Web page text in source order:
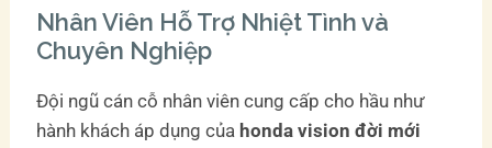
Nhân Viên Hỗ Trợ Nhiệt Tình và
Chuyên Nghiệp
Đội ngũ cán cỗ nhân viên cung cấp cho hầu như
hành khách áp dụng của honda vision đời mới